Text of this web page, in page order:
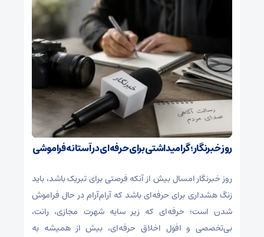
روز خبرنگار؛ گرامیداشتی برای حرفه‌ای در آستانه فراموشی
روز خبرنگار امسال بیش از آنکه فرصتی برای تبریک باشد، باید
زنگ هشداری برای حرفه‌ای باشد که آرام‌آرام در حال فراموش
شدن است؛ حرفه‌ای که زیر سایه شهرت مجازی، رانت،
بی‌تخصصی و افول اخلاق حرفه‌ای، بیش از همیشه به